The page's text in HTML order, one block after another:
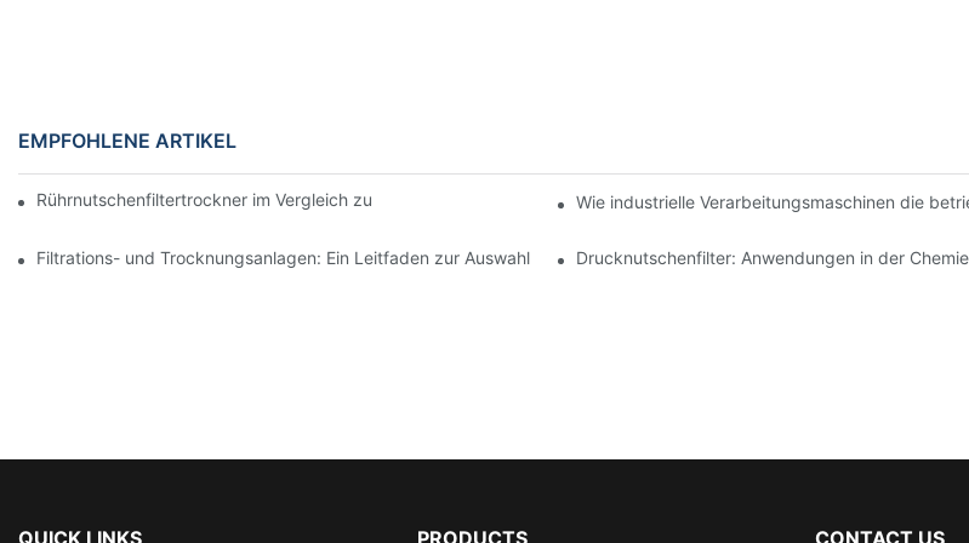
EMPFOHLENE ARTIKEL
Rührnutschenfiltertrockner im Vergleich zu anderen Trocknungsverfahren: Ein VergleichWie industrielle Verarbeitungsmaschinen die
Filtrations- und Trocknungsanlagen: Ein Leitfaden zur Auswahl und VerwendungDrucknutschenfilter: Anwendungen in der